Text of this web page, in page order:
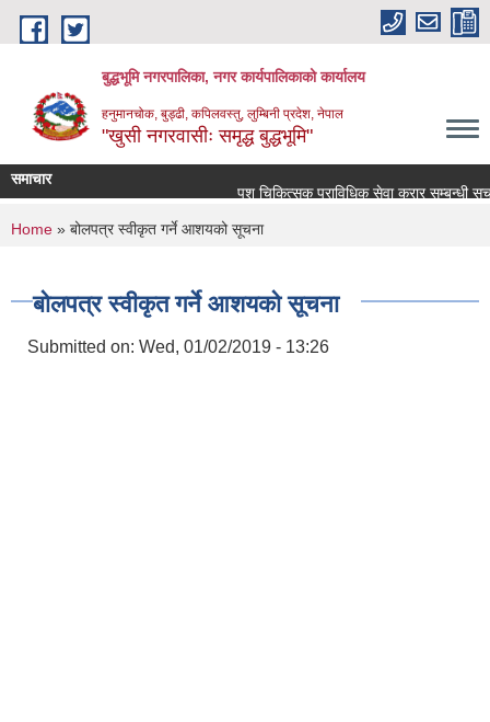
Skip to main content
बुद्धभूमि नगरपालिका, नगर कार्यपालिकाको कार्यालय
हनुमानचोक, बुड्ढी, कपिलवस्तु, लुम्बिनी प्रदेश, नेपाल
"खुसी नगरवासीः समृद्ध बुद्धभूमि"
समाचार
पशु चिकित्सक प्राविधिक सेवा करार सम्बन्धी
You are here
Home » बोलपत्र स्वीकृत गर्ने आशयको सूचना
बोलपत्र स्वीकृत गर्ने आशयको सूचना
Submitted on: Wed, 01/02/2019 - 13:26